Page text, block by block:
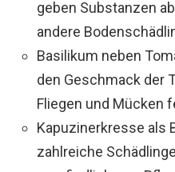
geben Substanzen
andere
Basilikum neben
den Geschmack der
Fliegen und Mücken
Kapuzinerkresse als
zahlreiche